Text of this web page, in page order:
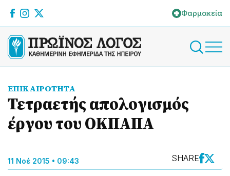
Φαρμακεία
ΕΠΙΚΑΙΡΟΤΗΤΑ
Τετραετής απολογισμός
έργου του ΟΚΠΑΠΑ
11 Νοέ 2015 • 09:43 SHARE